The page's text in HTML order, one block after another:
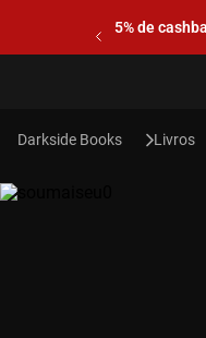
5% de
Livros